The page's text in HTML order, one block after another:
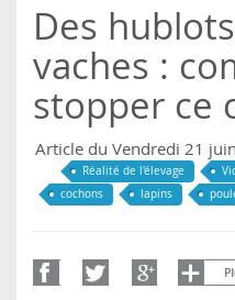
Des
vaches :
stopper ce
Article du Vendredi 21
Réalité de l'élevage
cochons
lapins